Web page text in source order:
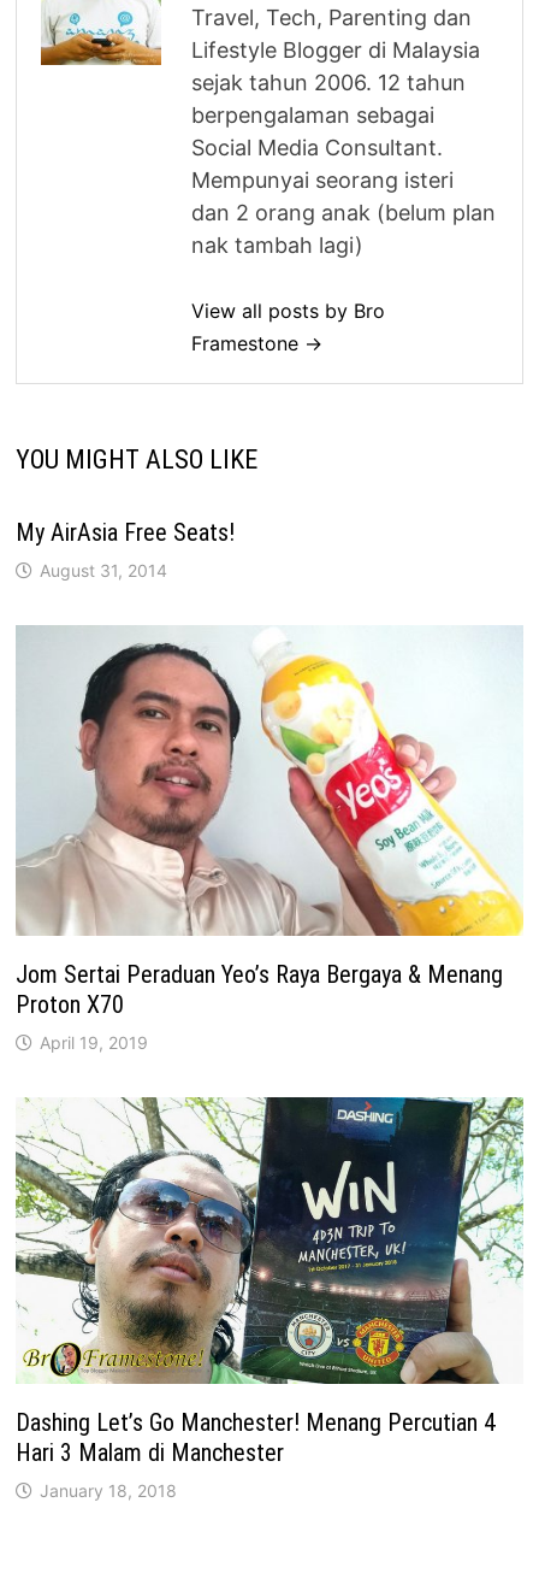
Travel, Tech, Parenting dan
Lifestyle Blogger di Malaysia
sejak tahun 2006. 12 tahun
berpengalaman sebagai
Social Media Consultant.
Mempunyai seorang isteri
dan 2 orang anak (belum plan
nak tambah lagi)
View all posts by Bro
Framestone →
YOU MIGHT ALSO LIKE
My AirAsia Free Seats!
August 31, 2014
Jom Sertai Peraduan Yeo’s Raya Bergaya & Menang
Proton X70
April 19, 2019
Dashing Let’s Go Manchester! Menang Percutian 4
Hari 3 Malam di Manchester
January 18, 2018